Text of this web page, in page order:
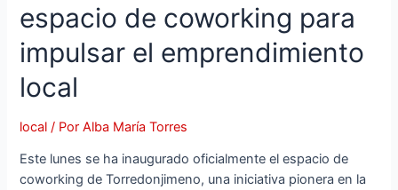
espacio de coworking para
impulsar el emprendimiento
local
local / PorAlba María Torres
Este lunes se ha inaugurado oficialmente el espacio de
coworking de Torredonjimeno, una iniciativa pionera en la